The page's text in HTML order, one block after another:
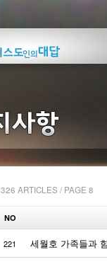
326 ARTICLES / PAGE 8
NO
221 세월호 가족들과